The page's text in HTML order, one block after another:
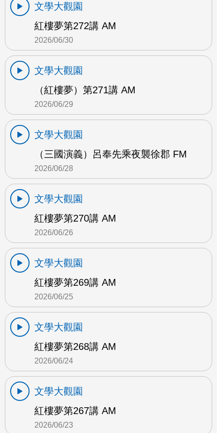
文學大觀園
紅樓夢第272講 AM
2026/06/30
文學大觀園
（紅樓夢）第271講 AM
2026/06/29
文學大觀園
（三國演義）呂奉先乘夜襲徐郡 FM
2026/06/28
文學大觀園
紅樓夢第270講 AM
2026/06/26
文學大觀園
紅樓夢第269講 AM
2026/06/25
文學大觀園
紅樓夢第268講 AM
2026/06/24
文學大觀園
紅樓夢第267講 AM
2026/06/23